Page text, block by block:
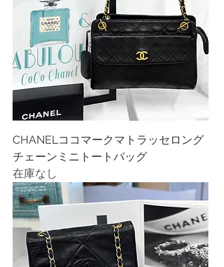
CHANELココマークマトラッセロング
チェーンミニトートバッグ
在庫なし